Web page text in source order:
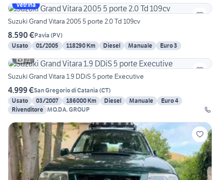
Vetrina
Suzuki Grand Vitara 2005 5 porte 2.0 Td 109cv
8.590 €Pavia (PV)
Usato
01/2005 118290 Km Diesel Manuale
Euro 3
21
Suzuki Grand Vitara 1.9 DDiS 5 porte Executive
4.999 €San Gregorio di Catania (CT)
Usato
03/2007 186000 Km Diesel Manuale
Euro 4
Rivenditore MO.DA. GROUP